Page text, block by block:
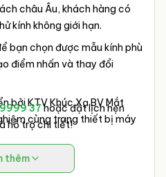
châu Âu, khách hàng có
kính không giới hạn.
bạn chọn được mẫu kính phù
điểm nhấn và thay đổi
bởi KTV Khúc Xạ BV Mắt
cùng trang thiết bị máy
37 hoặc đặt lịch hẹn
hỗ trợ chi tiết!
thêm